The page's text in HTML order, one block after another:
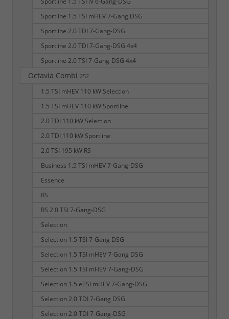
Sportline 1.5 TSI mHEV 7-Gang DSG
Sportline 2.0 TDI 7-Gang-DSG
Sportline 2.0 TDI 7-Gang-DSG 4x4
Sportline 2.0 TSI 7-Gang-DSG 4x4
Octavia Combi 252
1.5 TSI mHEV 110 kW Selection
1.5 TSI mHEV 110 kW Sportline
2.0 TDI 110 kW Selection
2.0 TDI 110 kW Sportline
2.0 TSI 195 kW RS
Business 1.5 TSI mHEV 7-Gang-DSG
Essence
RS
RS 2.0 TSI 7-Gang-DSG
Selection
Selection 1.5 TSI 7-Gang DSG
Selection 1.5 TSI mHEV 7-Gang DSG
Selection 1.5 TSI mHEV 7-Gang-DSG
Selection 1.5 eTSI mHEV 7-Gang-DSG
Selection 2.0 TDI 7-Gang DSG
Selection 2.0 TDI 7-Gang-DSG